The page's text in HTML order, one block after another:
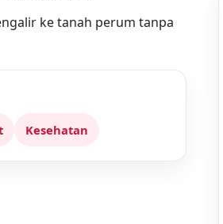
ke tanah perum tanpa
Kesehatan